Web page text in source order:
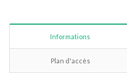
Informations
Plan d'accès